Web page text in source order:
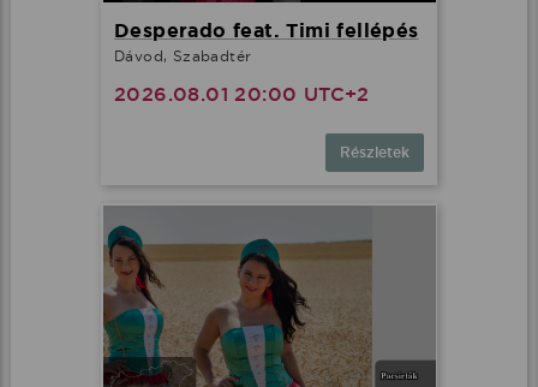
Desperado feat. Timi fellépés
Dávod, Szabadtér
2026.08.01 20:00 UTC+2
Részletek